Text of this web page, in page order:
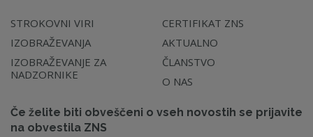
STROKOVNI VIRI
IZOBRAŽEVANJA
IZOBRAŽEVANJE ZA
NADZORNIKE
CERTIFIKAT ZNS
AKTUALNO
ČLANSTVO
O NAS
Če želite biti obveščeni o vseh novostih se prijavite
na obvestila ZNS